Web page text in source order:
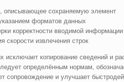
описывающее сохраняемую элемент
форматов данных
корректности вводимой информации
извлечения строк
исключает копирование сведений и
определённым нормам,
сопровождение и улучшает